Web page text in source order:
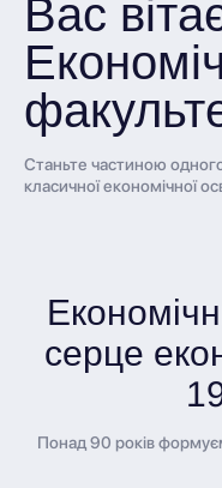
Вас
Станьте частиною
класичної економічної
серце
Понад 90 років